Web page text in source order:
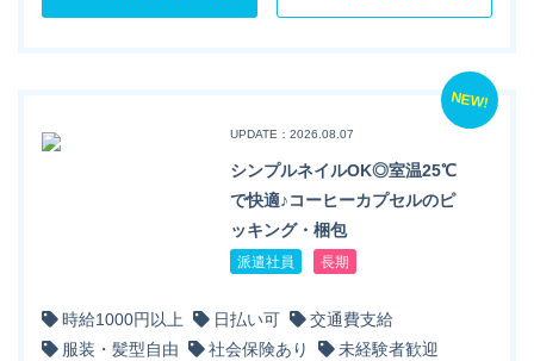
NEW!
UPDATE：2026.08.07
シンプルネイルOK◎室温25℃
で快適♪コーヒーカプセルのピ
ッキング・梱包
派遣社員 長期
時給1000円以上 日払い可
交通費支給
服装・髪型自由
社会保険あり
未経験者歓迎